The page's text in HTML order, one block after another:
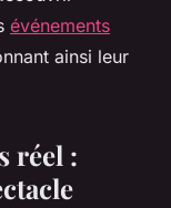
événements
ainsi leur
réel :